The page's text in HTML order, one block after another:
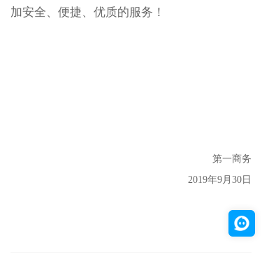
加安全、便捷、优质的服务！
第一商务
2019年9月30日